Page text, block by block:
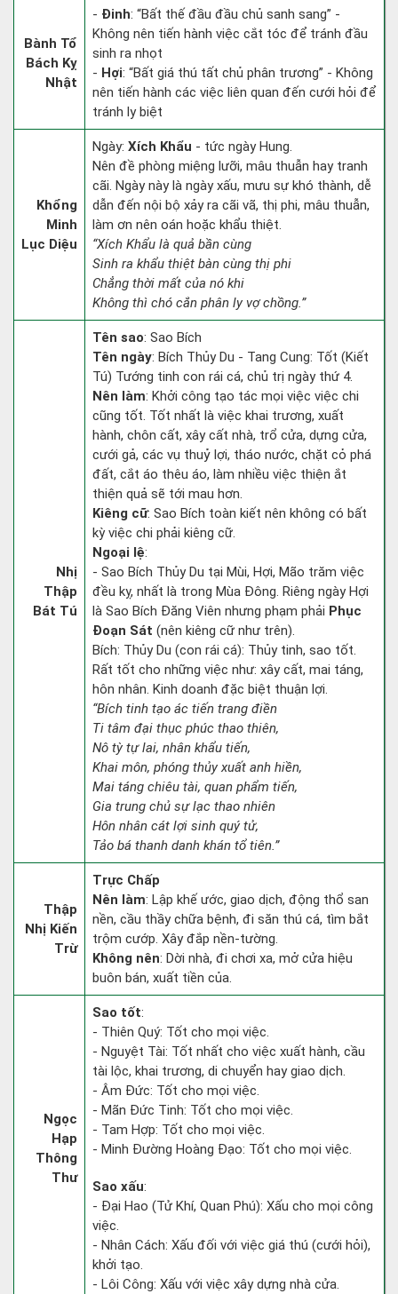
Bành Tổ
Bách Kỵ
Nhật
- Đinh: “Bất thế đầu đầu chủ sanh sang” -
Không nên tiến hành việc cắt tóc để tránh đầu
sinh ra nhọt
- Hợi: “Bất giá thú tất chủ phân trương” - Không
nên tiến hành các việc liên quan đến cưới hỏi để
tránh ly biệt
Khổng
Minh
Lục Diệu
Ngày: Xích Khẩu - tức ngày Hung.
Nên đề phòng miệng lưỡi, mâu thuẫn hay tranh
cãi. Ngày này là ngày xấu, mưu sự khó thành, dễ
dẫn đến nội bộ xảy ra cãi vã, thị phi, mâu thuẫn,
làm ơn nên oán hoặc khẩu thiệt.
“Xích Khẩu là quả bần cùng
Sinh ra khẩu thiệt bàn cùng thị phi
Chẳng thời mất của nó khi
Không thì chó cắn phân ly vợ chồng.”
Nhị
Thập
Bát Tú
Tên sao: Sao Bích
Tên ngày: Bích Thủy Du - Tang Cung: Tốt (Kiết
Tú) Tướng tinh con rái cá, chủ trị ngày thứ 4.
Nên làm: Khởi công tạo tác mọi việc việc chi
cũng tốt. Tốt nhất là việc khai trương, xuất
hành, chôn cất, xây cất nhà, trổ cửa, dựng cửa,
cưới gả, các vụ thuỷ lợi, tháo nước, chặt cỏ phá
đất, cắt áo thêu áo, làm nhiều việc thiện ắt
thiện quả sẽ tới mau hơn.
Kiêng cữ: Sao Bích toàn kiết nên không có bất
kỳ việc chi phải kiêng cữ.
Ngoại lệ:
- Sao Bích Thủy Du tại Mùi, Hợi, Mão trăm việc
đều kỵ, nhất là trong Mùa Đông. Riêng ngày Hợi
là Sao Bích Đăng Viên nhưng phạm phải Phục
Đoạn Sát (nên kiêng cữ như trên).
Bích: Thủy Du (con rái cá): Thủy tinh, sao tốt.
Rất tốt cho những việc như: xây cất, mai táng,
hôn nhân. Kinh doanh đặc biệt thuận lợi.
“Bích tinh tạo ác tiến trang điền
Ti tâm đại thục phúc thao thiên,
Nô tỳ tự lai, nhân khẩu tiến,
Khai môn, phóng thủy xuất anh hiền,
Mai táng chiêu tài, quan phẩm tiến,
Gia trung chủ sự lạc thao nhiên
Hôn nhân cát lợi sinh quý tử,
Tảo bá thanh danh khán tổ tiên.”
Thập
Nhị Kiến
Trừ
Trực Chấp
Nên làm: Lập khế ước, giao dịch, động thổ san
nền, cầu thầy chữa bệnh, đi săn thú cá, tìm bắt
trộm cướp. Xây đắp nền-tường.
Không nên: Dời nhà, đi chơi xa, mở cửa hiệu
buôn bán, xuất tiền của.
Ngọc
Hạp
Thông
Thư
Sao tốt:
- Thiên Quý: Tốt cho mọi việc.
- Nguyệt Tài: Tốt nhất cho việc xuất hành, cầu
tài lộc, khai trương, di chuyển hay giao dịch.
- Âm Đức: Tốt cho mọi việc.
- Mãn Đức Tinh: Tốt cho mọi việc.
- Tam Hợp: Tốt cho mọi việc.
- Minh Đường Hoàng Đạo: Tốt cho mọi việc.
Sao xấu:
- Đại Hao (Tử Khí, Quan Phú): Xấu cho mọi công
việc.
- Nhân Cách: Xấu đối với việc giá thú (cưới hỏi),
khởi tạo.
- Lôi Công: Xấu với việc xây dựng nhà cửa.